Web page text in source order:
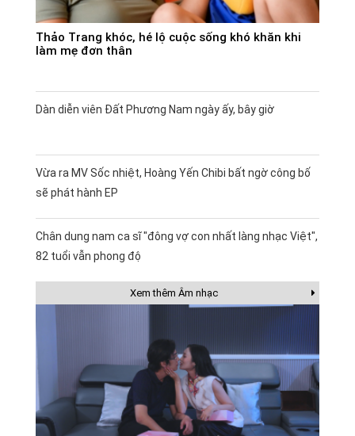
Thảo Trang khóc, hé lộ cuộc sống khó khăn khi
làm mẹ đơn thân
Dàn diễn viên Đất Phương Nam ngày ấy, bây giờ
Vừa ra MV Sốc nhiệt, Hoàng Yến Chibi bất ngờ công bố
sẽ phát hành EP
Chân dung nam ca sĩ "đông vợ con nhất làng nhạc Việt",
82 tuổi vẫn phong độ
Xem thêm Âm nhạc